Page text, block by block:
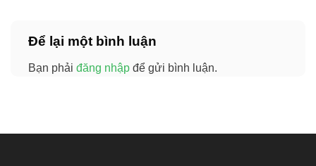
Để lại một bình luận
Bạn phải đăng nhập để gửi bình luận.